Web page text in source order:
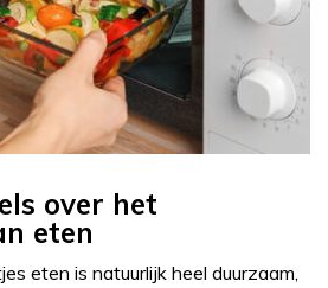
over het
eten
eten is natuurlijk heel duurzaam,